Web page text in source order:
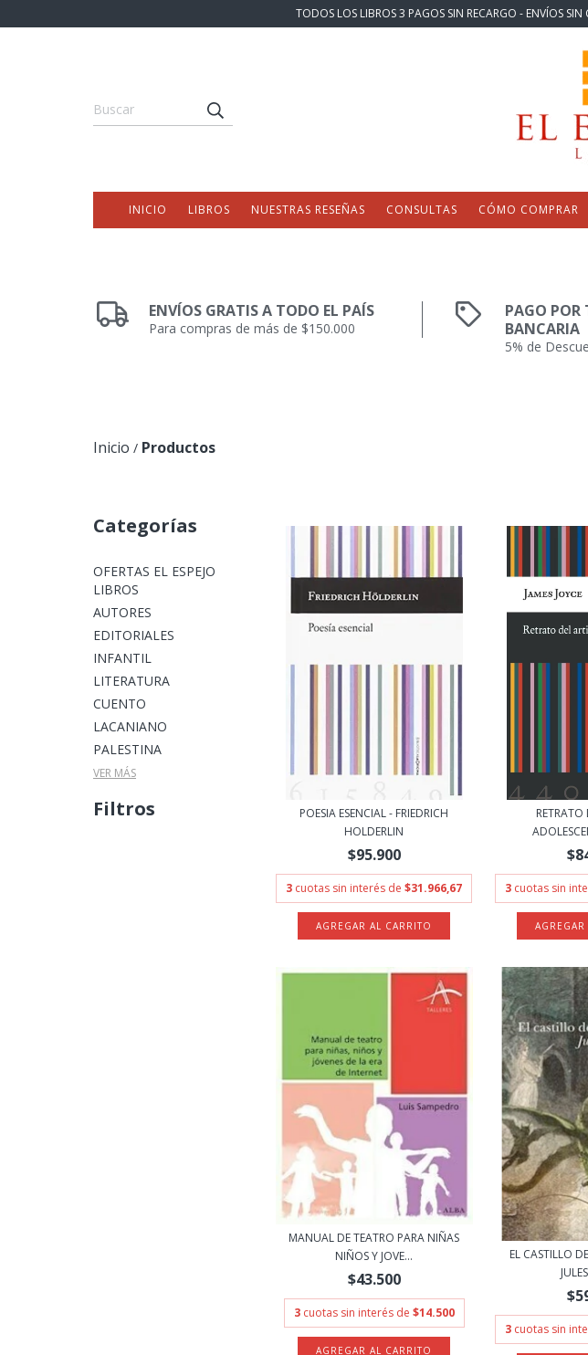
TODOS LOS LIBROS 3 PAGOS SIN RECARGO - ENVÍOS
INICIO LIBROS NUESTRAS RESEÑAS CONSULTAS CÓMO COMPRAR
ENVÍOS GRATIS A TODO EL PAÍS
Para compras de más de $150.000
PAGO POR
BANCARIA
5% de
Inicio / Productos
Categorías
OFERTAS EL ESPEJO
LIBROS
AUTORES
EDITORIALES
INFANTIL
LITERATURA
CUENTO
LACANIANO
PALESTINA
VER MÁS
Filtros
POESIA ESENCIAL - FRIEDRICH
HOLDERLIN
$95.900
3 cuotas sin interés de$31.966,67
RETRATO
3 cuotas sin
MANUAL DE TEATRO PARA NIÑAS
NIÑOS Y JOVE...
$43.500
3 cuotas sin interés de $14.500
EL CASTILLO
3 cuotas sin